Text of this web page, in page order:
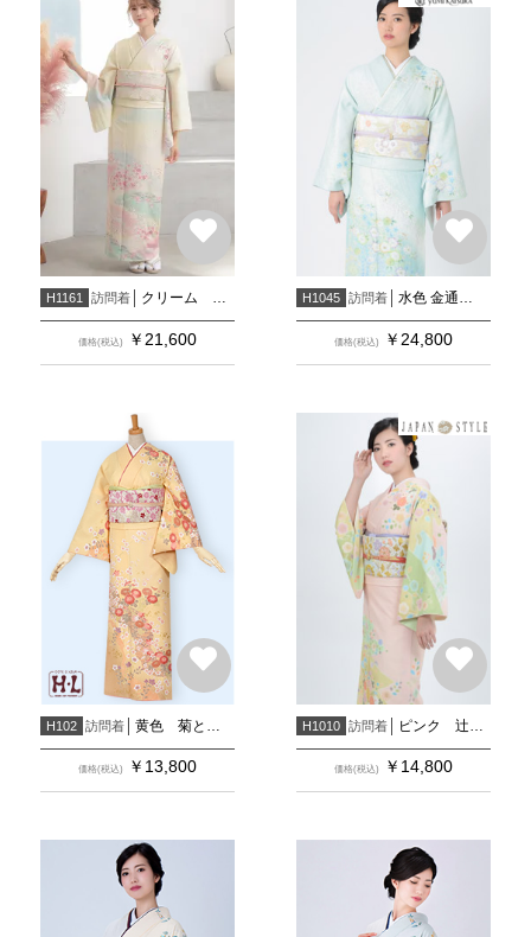
H1161 訪問着 クリーム 山取ぼかし松に桜模様
価格(税込) ￥ 21,600
H1045 訪問着 水色 金通し辻が花風 疋田流水に花
価格(税込) ￥ 24,800
H102 訪問着
価格(税込) ￥ 13,800
H1010 訪問着
価格(税込) ￥ 14,800